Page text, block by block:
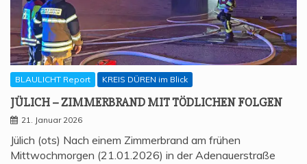
BLAULICHT Report KREIS DÜREN im Blick
JÜLICH – ZIM­MER­BRAND MIT TÖD­LI­CHEN FOLGEN
21. Januar 2026
Jülich (ots) Nach einem Zimmerbrand am frühen
Mittwochmorgen (21.01.2026) in der Adenauerstraße